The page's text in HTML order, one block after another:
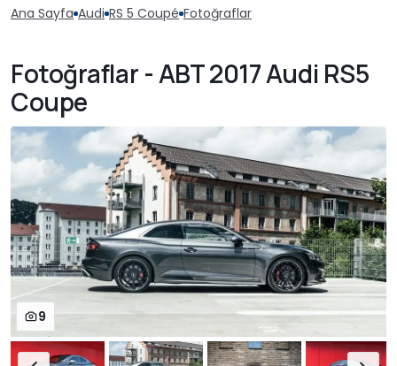
Ana Sayfa Audi RS 5 Coupé Fotoğraflar
Fotoğraflar - ABT 2017 Audi RS5
Coupe
9